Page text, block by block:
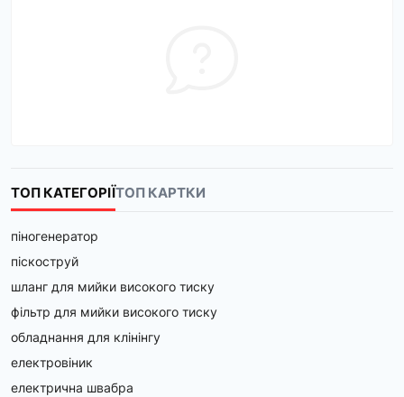
ТОП КАТЕГОРІЇТОП КАРТКИ
піногенератор
піскоструй
шланг для мийки високого тиску
фільтр для мийки високого тиску
обладнання для клінінгу
електровіник
електрична швабра